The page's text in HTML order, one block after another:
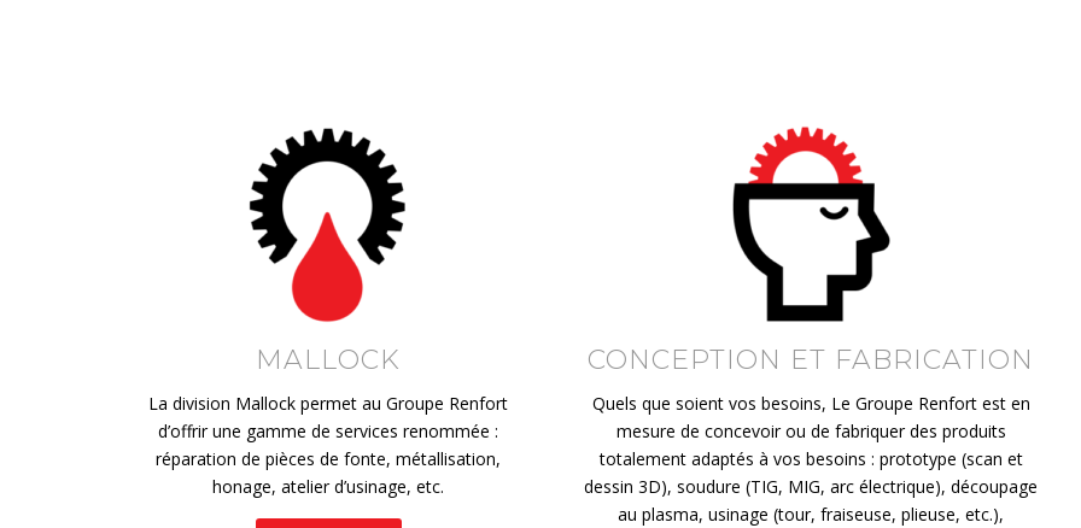
MALLOCK
La division Mallock permet au Groupe Renfort
d’offrir une gamme de services renommée :
réparation de pièces de fonte, métallisation,
honage, atelier d’usinage, etc.
CONCEPTION ET FABRICATION
Quels que soient vos besoins, Le Groupe Renfort est en
mesure de concevoir ou de fabriquer des produits
totalement adaptés à vos besoins : prototype (scan et
dessin 3D), soudure (TIG, MIG, arc électrique), découpage
au plasma, usinage (tour, fraiseuse, plieuse, etc.),